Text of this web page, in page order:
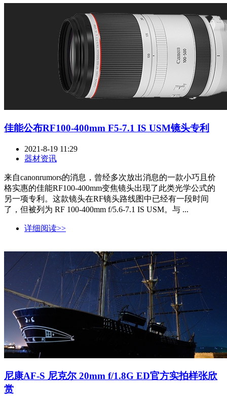
佳能公布RF100-400mm F5-7.1 IS USM镜头专利
2021-8-19 11:29
器材资讯
来自canonrumors的消息，曾经多次放出消息的一款小巧且价
格实惠的佳能RF100-400mm变焦镜头出现了此类光学公式的
另一项专利。这款镜头在RF镜头路线图中已经有一段时间
了，但被列为 RF 100-400mm f/5.6-7.1 IS USM。与 ...
详细阅读>>
尼康AF-S 尼克尔 20mm f/1.8G ED官方实拍样张欣
赏